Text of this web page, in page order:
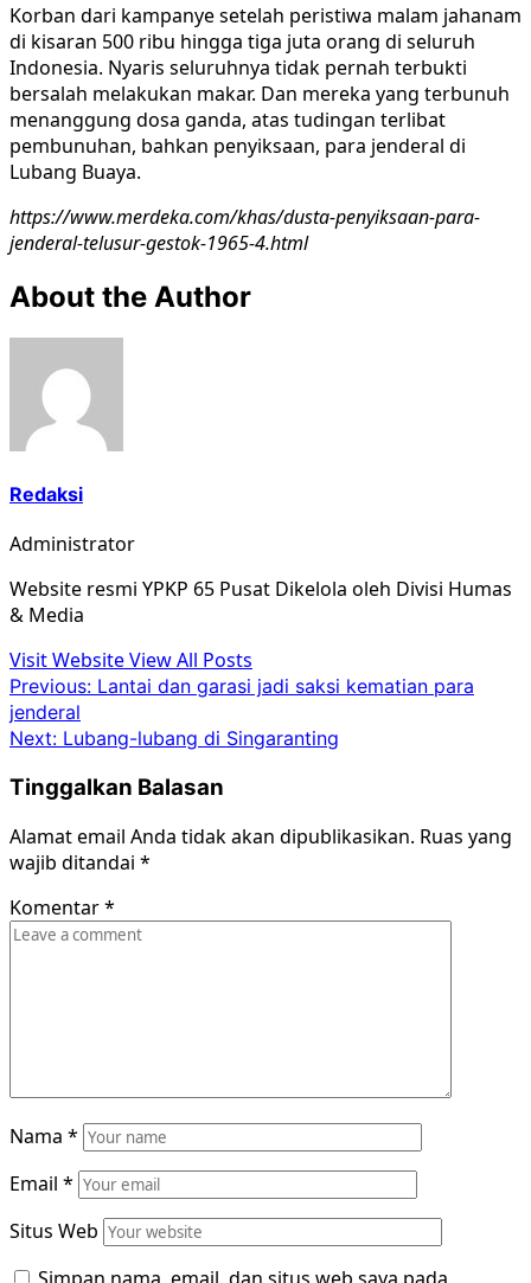
Korban dari kampanye setelah peristiwa malam jahanam
di kisaran 500 ribu hingga tiga juta orang di seluruh
Indonesia. Nyaris seluruhnya tidak pernah terbukti
bersalah melakukan makar. Dan mereka yang terbunuh
menanggung dosa ganda, atas tudingan terlibat
pembunuhan, bahkan penyiksaan, para jenderal di
Lubang Buaya.
https://www.merdeka.com/khas/dusta-penyiksaan-para-
jenderal-telusur-gestok-1965-4.html
About the Author
Redaksi
Administrator
Website resmi YPKP 65 Pusat Dikelola oleh Divisi Humas
& Media
Visit WebsiteView All Posts
Post
navigation
Previous: Lantai dan garasi jadi saksi kematian para
jenderal
Next: Lubang-lubang di Singaranting
Tinggalkan Balasan
Alamat email Anda tidak akan dipublikasikan. Ruas yang
wajib ditandai *
Komentar*
Nama *
Email *
Situs Web
Simpan nama, email, dan situs web saya pada